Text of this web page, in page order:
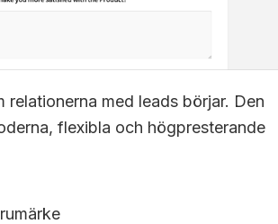
relationerna med leads börjar. Den
flexibla och högpresterande